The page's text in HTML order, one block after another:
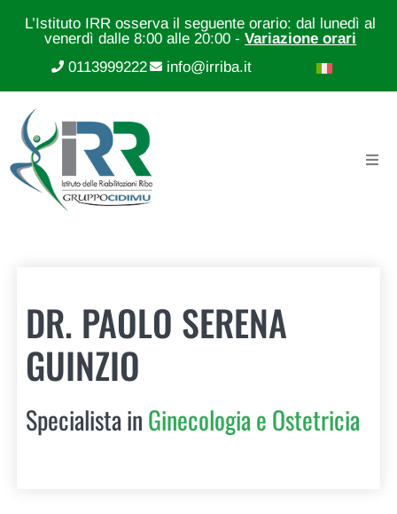
L’Istituto IRR osserva il seguente orario: dal lunedì al
venerdì dalle 8:00 alle 20:00 -Variazione orari
0113999222
info@irriba.it
DR. PAOLO SERENA
GUINZIO
Specialista inGinecologia e Ostetricia